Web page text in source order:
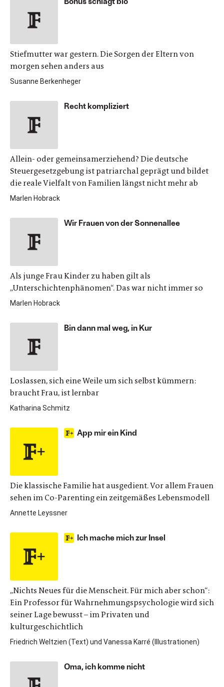
Stiefmutter war gestern. Die Sorgen der Eltern von
morgen sehen anders aus
Susanne Berkenheger
Recht kompliziert
Allein- oder gemeinsamerziehend? Die deutsche
Steuergesetzgebung ist patriarchal geprägt und bildet
die reale Vielfalt von Familien längst nicht mehr ab
Marlen Hobrack
Wir Frauen von der Sonnenallee
Als junge Frau Kinder zu haben gilt als
„Unterschichtenphänomen“. Das war nicht immer so
Marlen Hobrack
Bin dann mal weg, in Kur
Loslassen, sich eine Weile um sich selbst kümmern:
braucht Frau, ist lernbar
Katharina Schmitz
App mir ein Kind
Die klassische Familie hat ausgedient. Vor allem Frauen
sehen im Co-Parenting ein zeitgemäßes Lebensmodell
Annette Leyssner
Ich mache mich zur Insel
„Nichts Neues für die Menscheit. Für mich aber schon“:
Ein Professor für Wahrnehmungspsychologie wird sich
seiner Lage bewusst – im Privaten und
kulturgeschichtlich
Friedrich Weltzien (Text) und Vanessa Karré (Illustrationen)
Oma, ich komme nicht